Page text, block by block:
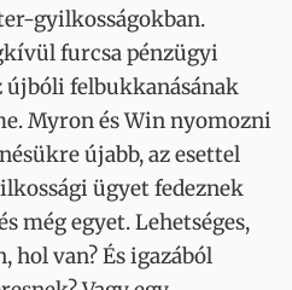
gyilkosságokban.
furcsa pénzügyi
újbóli felbukkanásának
Myron és Win nyomozni
újabb, az esettel
ügyet fedeznek
még egyet. Lehetséges,
hol van? És igazából